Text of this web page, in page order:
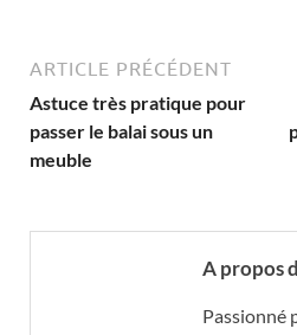
ARTICLE PRÉCÉDENT
Astuce très pratique pour
passer le balai sous un
meuble
A propos
Passionné